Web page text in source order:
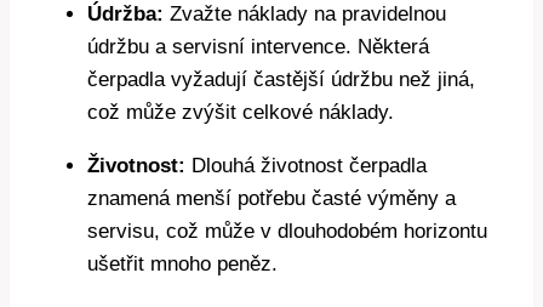
Údržba: Zvažte náklady na pravidelnou
údržbu a servisní intervence. Některá
čerpadla vyžadují častější údržbu než jiná,
což může zvýšit celkové náklady.
Životnost: Dlouhá životnost čerpadla
znamená menší potřebu časté výměny a
servisu, což může v dlouhodobém horizontu
ušetřit mnoho peněz.